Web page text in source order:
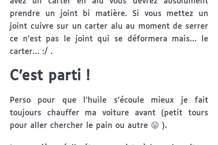
prendre un joint bi matière. Si vous mettez un
joint cuivre sur un carter alu au moment de serrer
ce n’est pas le joint qui se déformera mais… le
carter… :/ .
C’est parti !
Perso pour que l’huile s’écoule mieux je fait
toujours chauffer ma voiture avant (petit tours
pour aller chercher le pain ou autre 😛 ).